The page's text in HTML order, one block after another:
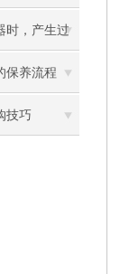
时，产生过
保养流程
技巧